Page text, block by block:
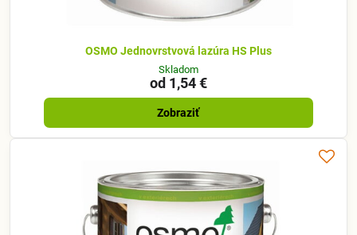
OSMO Jednovrstvová lazúra HS Plus
Skladom
od 1,54 €
Zobraziť